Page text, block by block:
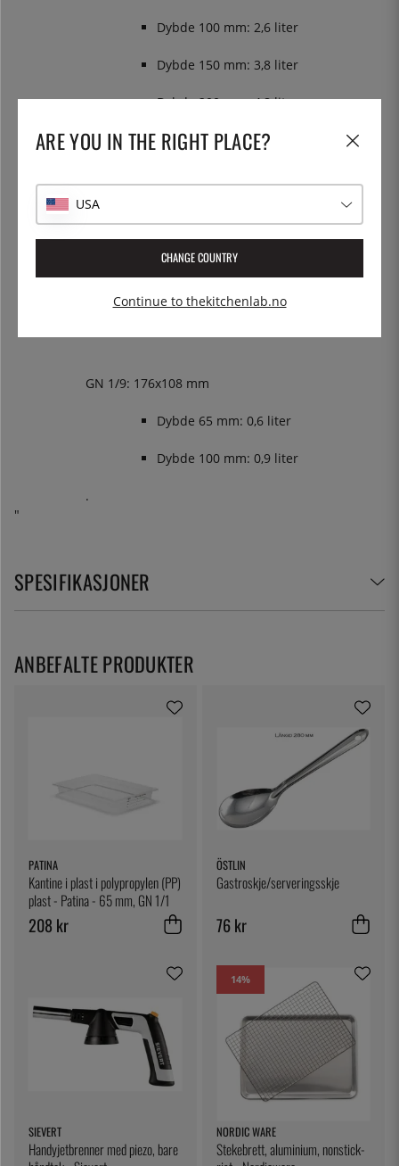
Dybde 100 mm: 2,6 liter
Dybde 150 mm: 3,8 liter
Dybde 200 mm: 4,8 liter
Dybde 200 mm: 2,8 liter
GN 1/9: 176x108 mm
Dybde 65 mm: 0,6 liter
Dybde 100 mm: 0,9 liter
.
"
SPESIFIKASJONER
PATINA
Kantine i plast i polypropylen (PP)
plast - Patina - 65 mm, GN 1/1
(530x325 mm)
208 kr
ÖSTLIN
Gastroskje/serveringsskje
76 kr
SIEVERT
Handyjetbrenner med piezo, bare
14%
NORDIC WARE
Stekebrett, aluminium, nonstick-
ANBEFALTE PRODUKTER
ARE YOU IN THE RIGHT PLACE?
USA
CHANGE COUNTRY
Continue to thekitchenlab.no